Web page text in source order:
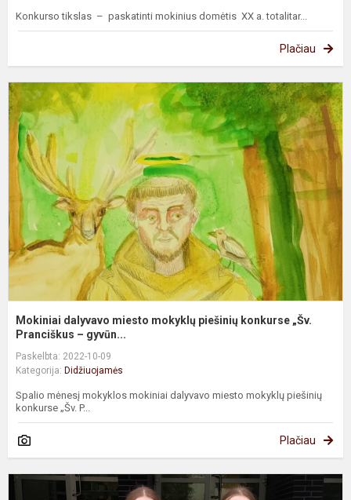
Konkurso tikslas – paskatinti mokinius domėtis XX a. totalitar...
Plačiau
Mokiniai dalyvavo miesto mokyklų piešinių konkurse „Šv.
Pranciškus – gyvūn...
Paskelbta: 2022-10-09
Kategorija: Didžiuojamės
Spalio mėnesį mokyklos mokiniai dalyvavo miesto mokyklų piešinių
konkurse „Šv. P...
Plačiau